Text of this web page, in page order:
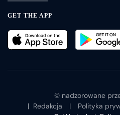
GET THE APP
© nadzorowane
| Redakcja | Polityka